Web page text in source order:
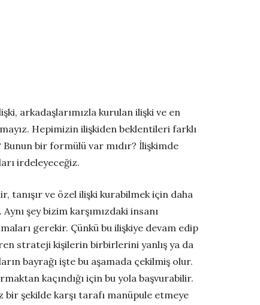
arkadaşlarımızla kurulan ilişki ve en
Hepimizin ilişkiden beklentileri farklı
bir formülü var mıdır? İlişkimde
irdeleyeceğiz.
tanışır ve özel ilişki kurabilmek için daha
şey bizim karşımızdaki insanı
gerekir. Çünkü bu ilişkiye devam edip
strateji kişilerin birbirlerini yanlış ya da
bayrağı işte bu aşamada çekilmiş olur.
kaçındığı için bu yola başvurabilir.
şekilde karşı tarafı manüpule etmeye